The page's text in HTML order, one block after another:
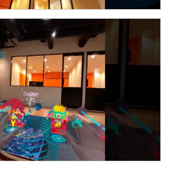
カード」がもらえるキャン